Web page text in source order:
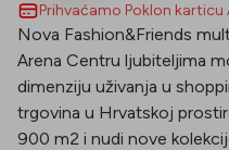
Događanja
Prihvaćamo Poklon karticu
Nova Fashion&Friends
Arena Centru ljubiteljima
dimenziju uživanja u
trgovina u Hrvatskoj
900 m2 i nudi nove